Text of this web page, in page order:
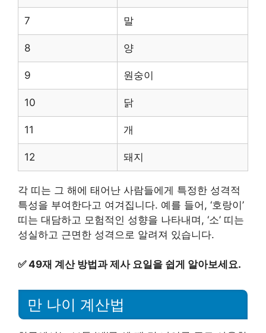
7 말
8 양
9 원숭이
10 닭
11 개
12 돼지
각 띠는 그 해에 태어난 사람들에게 특정한 성격적
특성을 부여한다고 여겨집니다. 예를 들어, ‘호랑이’
띠는 대담하고 모험적인 성향을 나타내며, ‘소’ 띠는
성실하고 근면한 성격으로 알려져 있습니다.
✅49재 계산 방법과 제사 요일을 쉽게 알아보세요.
만 나이 계산법